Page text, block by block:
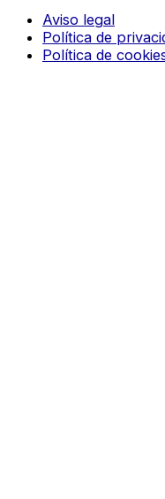
Aviso legal
Política de
Política de